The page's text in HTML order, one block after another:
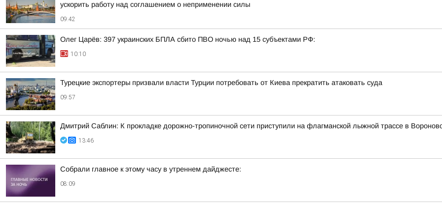
ускорить работу над соглашением о неприменении силы
09:42
Олег Царёв: 397 украинских БПЛА сбито ПВО ночью над 15 субъектами РФ:
10:10
Турецкие экспортеры призвали власти Турции потребовать от Киева прекратить атаковать суда
09:57
Дмитрий Саблин: К прокладке дорожно-тропиночной сети приступили на флагманской лыжной трассе в
13:46
Собрали главное к этому часу в утреннем дайджесте:
08:09